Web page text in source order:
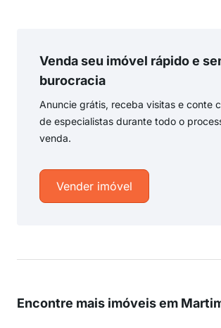
Venda seu imóvel rápido e
burocracia
Anuncie grátis, receba visitas e conte
de especialistas durante todo o
venda.
Vender imóvel
Encontre mais imóveis em